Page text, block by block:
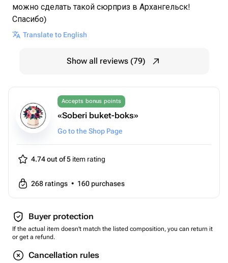
можно сделать такой сюрприз в Архангельск!
Спасибо)
Translate to English
Show all reviews (79)
Accepts bonus points
«Soberi buket-boks»
Go to the Shop Page
4.74 out of 5 item rating
268 ratings • 160 purchases
Buyer protection
If the actual item doesn't match the listed composition, you can return it
or get a refund.
Cancellation rules